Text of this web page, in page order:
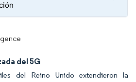
del 5G
del Reino Unido extendieron la